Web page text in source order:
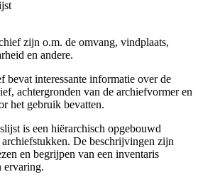
zijn o.m. de omvang, vindplaats,
en andere.
bevat interessante informatie over de
achtergronden van de archiefvormer en
het gebruik bevatten.
is een hiërarchisch opgebouwd
De beschrijvingen zijn
en begrijpen van een inventaris
ervaring.